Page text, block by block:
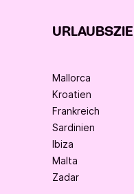
Mallorca
Kroatien
Frankreich
Sardinien
Ibiza
Malta
Zadar